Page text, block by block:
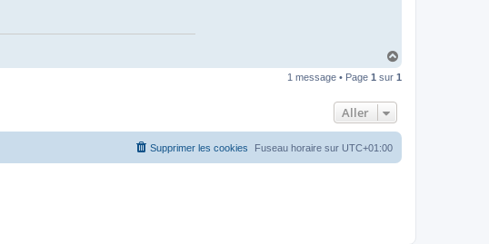
u
1 message • Page 1 sur 1
Aller
Fuseau horaire sur UTC+01:00
Supprimer les cookies